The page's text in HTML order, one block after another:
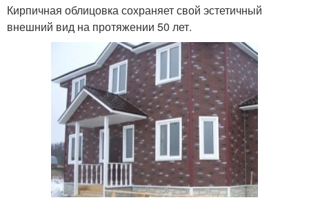
Кирпичная облицовка сохраняет свой эстетичный
внешний вид на протяжении 50 лет.